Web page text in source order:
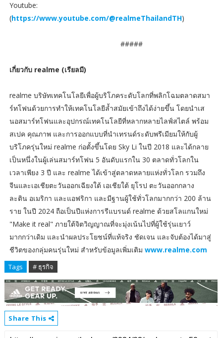
Youtube:
(https://www.youtube.com/@realmeThailandTH)
#####
เกี่ยวกับ realme (เรียลมี)
realme บริษัทเทคโนโลยีเพื่อผู้บริโภคระดับโลกที่พลิกโฉมตลาดสมา
ร์ทโฟนด้วยการทำให้เทคโนโลยีล้ำสมัยเข้าถึงได้ง่ายขึ้น โดยนำเส
นอสมาร์ทโฟนและอุปกรณ์เทคโนโลยีที่หลากหลายไลฟ์สไตล์ พร้อม
สเปค คุณภาพ และการออกแบบที่นำเทรนด์ระดับพรีเมียมให้กับผู้
บริโภครุ่นใหม่ realme ก่อตั้งขึ้นโดย Sky Li ในปี 2018 และได้กลาย
เป็นหนึ่งในผู้เล่นสมาร์ทโฟน 5 อันดับแรกใน 30 ตลาดทั่วโลกใน
เวลาเพียง 3 ปี และ realme ได้เข้าสู่ตลาดหลายแห่งทั่วโลก รวมถึง
จีนและเอเชียตะวันออกเฉียงใต้ เอเชียใต้ ยุโรป ตะวันออกกลาง
ละติน อเมริกา และแอฟริกา และมีฐานผู้ใช้ทั่วโลกมากกว่า 200 ล้าน
ราย ในปี 2024 ถือเป็นปีแห่งการรีแบรนด์ realme ด้วยสโลแกนใหม่
"Make it real" ภายใต้จิตวิญญาณที่จะมุ่งเน้นไปที่ผู้ใช้รุ่นเยาว์
มากกว่าเดิม และนำผลประโยชน์ที่แท้จริง ชัดเจน และจับต้องได้มาสู่
ชีวิตของกลุ่มคนรุ่นใหม่ สำหรับข้อมูลเพิ่มเติม www.realme.com
Tags # ธุรกิจ
Share This